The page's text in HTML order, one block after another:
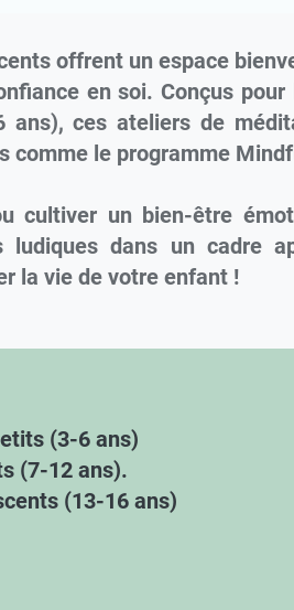
offrent un espace
en soi. Conçus
ces ateliers de
comme le programme
cultiver un bien-être
ludiques dans un cadre
la vie de votre enfant !
(3-6 ans)
(7-12 ans).
(13-16 ans)